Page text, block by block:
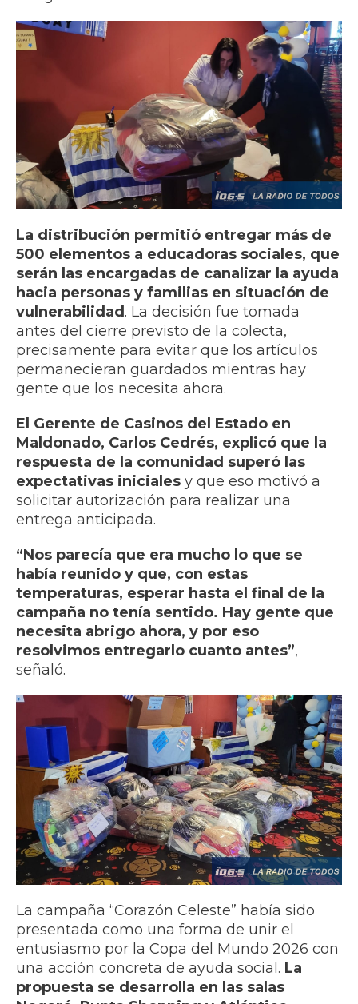
La distribución permitió entregar más de
500 elementos a educadoras sociales, que
serán las encargadas de canalizar la ayuda
hacia personas y familias en situación de
vulnerabilidad . La decisión fue tomada
antes del cierre previsto de la colecta,
precisamente para evitar que los artículos
permanecieran guardados mientras hay
gente que los necesita ahora.
El Gerente de Casinos del Estado en
Maldonado, Carlos Cedrés, explicó que la
respuesta de la comunidad superó las
expectativas iniciales y que eso motivó a
solicitar autorización para realizar una
entrega anticipada.
“Nos parecía que era mucho lo que se
había reunido y que, con estas
temperaturas, esperar hasta el final de la
campaña no tenía sentido. Hay gente que
necesita abrigo ahora, y por eso
resolvimos entregarlo cuanto antes”,
señaló.
La campaña “Corazón Celeste” había sido
presentada como una forma de unir el
entusiasmo por la Copa del Mundo 2026 con
una acción concreta de ayuda social. La
propuesta se desarrolla en las salas